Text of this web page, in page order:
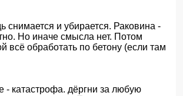
снимается и убирается. Раковина -
Но иначе смысла нет. Потом
всё обработать по бетону (если там
- катастрофа. дёргни за любую